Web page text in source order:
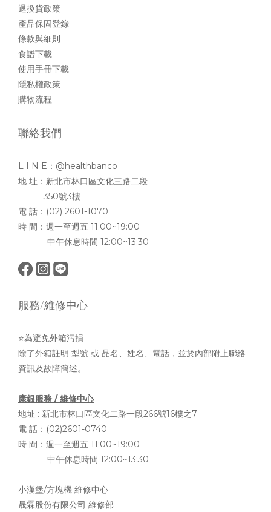
退換貨政策
產品保固登錄
條款與細則
食譜下載
使用手冊下載
隱私權政策
購物流程
聯絡我們
L I N E：@healthbanco
地 址：新北市林口區文化三路二段
350號3樓
電 話：(02) 2601-1070
時 間：週一至週五 11:00~19:00
中午休息時間 12:00~13:30
服務/維修中心
⭐為避免外箱污損
除了外箱註明 型號 或 品名、姓名、電話，並於內部附上聯絡
資訊及故障簡述。
康銀服務 / 維修中心
地址 : 新北市林口區文化二路一段266號16樓之7
電 話：(02)2601-0740
時 間：週一至週五 11:00~19:00
中午休息時間 12:00~13:30
小漢堡/方塊機 維修中心
晟霖股份有限公司 維修部